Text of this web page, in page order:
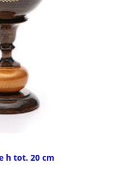
h tot. 20 cm